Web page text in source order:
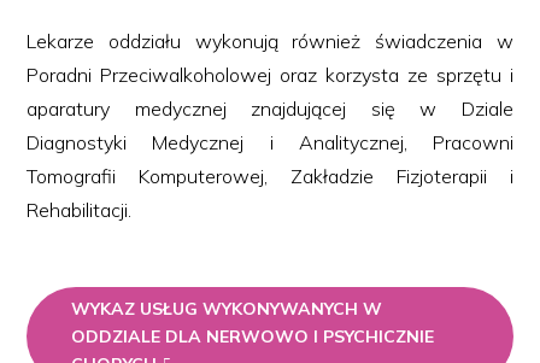
Lekarze oddziału wykonują również świadczenia w
Poradni Przeciwalkoholowej oraz korzysta ze sprzętu i
aparatury medycznej znajdującej się w Dziale
Diagnostyki Medycznej i Analitycznej, Pracowni
Tomografii Komputerowej, Zakładzie Fizjoterapii i
Rehabilitacji.
WYKAZ USŁUG WYKONYWANYCH W
ODDZIALE DLA NERWOWO I PSYCHICZNIE